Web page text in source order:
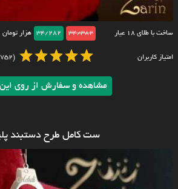
ساخت با طلای ۱۸ عیار 34/382
34/282 هزار تومان
امتیاز کاربران (752)
مشاهده و سفارش از روی این
ست کامل طرح دستبند